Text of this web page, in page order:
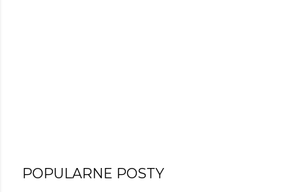
POPULARNE POSTY